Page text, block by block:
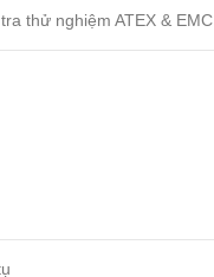
thử nghiệm ATEX & EMC